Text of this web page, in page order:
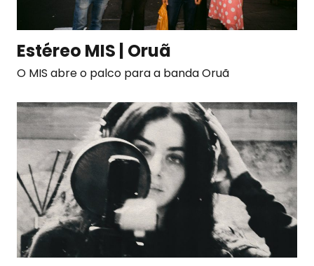
Estéreo MIS | Oruã
O MIS abre o palco para a banda Oruã